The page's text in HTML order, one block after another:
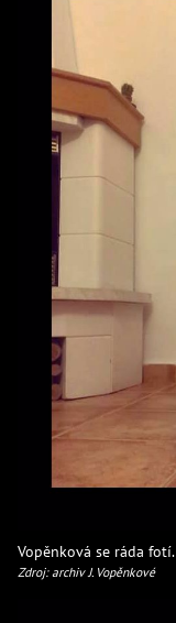
Vopěnková se ráda fotí.
Zdroj: archiv J. Vopěnkové